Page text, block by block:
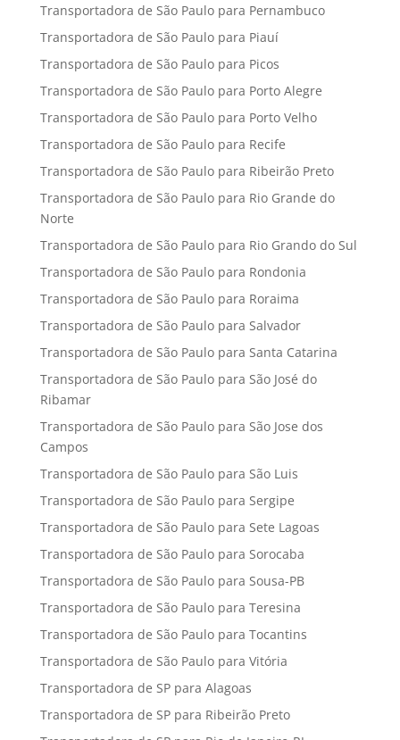
Transportadora de São Paulo para Pernambuco
Transportadora de São Paulo para Piauí
Transportadora de São Paulo para Picos
Transportadora de São Paulo para Porto Alegre
Transportadora de São Paulo para Porto Velho
Transportadora de São Paulo para Recife
Transportadora de São Paulo para Ribeirão Preto
Transportadora de São Paulo para Rio Grande do
Norte
Transportadora de São Paulo para Rio Grando do Sul
Transportadora de São Paulo para Rondonia
Transportadora de São Paulo para Roraima
Transportadora de São Paulo para Salvador
Transportadora de São Paulo para Santa Catarina
Transportadora de São Paulo para São José do
Ribamar
Transportadora de São Paulo para São Jose dos
Campos
Transportadora de São Paulo para São Luis
Transportadora de São Paulo para Sergipe
Transportadora de São Paulo para Sete Lagoas
Transportadora de São Paulo para Sorocaba
Transportadora de São Paulo para Sousa-PB
Transportadora de São Paulo para Teresina
Transportadora de São Paulo para Tocantins
Transportadora de São Paulo para Vitória
Transportadora de SP para Alagoas
Transportadora de SP para Ribeirão Preto